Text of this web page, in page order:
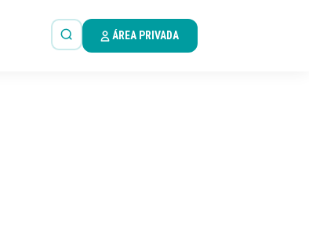
ÁREA PRIVADA